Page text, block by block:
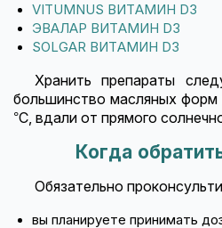
VITUMNUS ВИТАМИН D3
ЭВАЛАР ВИТАМИН D3
SOLGAR ВИТАМИН D3
Хранить препараты
большинство масляных форм
°C, вдали от прямого
Когда
Обязательно
вы планируете принимать